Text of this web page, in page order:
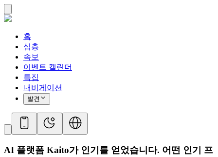
홈
심층
속보
이벤트 캘린더
특집
내비게이션
발견
AI 플랫폼 Kaito가 인기를 얻었습니다. 어떤 인기 프